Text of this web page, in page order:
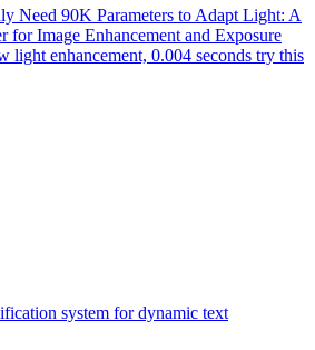
Need 90K Parameters to Adapt Light: A
for Image Enhancement and Exposure
light enhancement, 0.004 seconds try this
system for dynamic text